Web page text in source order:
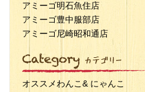
アミーゴ明石魚住店
アミーゴ豊中服部店
アミーゴ尼崎昭和通店
オススメわんこ& にゃんこ